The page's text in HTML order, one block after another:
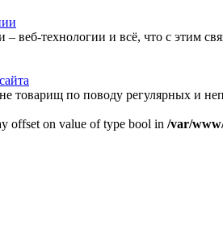
веб-технологии и всё, что с этим
товарищ по поводу регулярных и
offset on value of type bool in /var/